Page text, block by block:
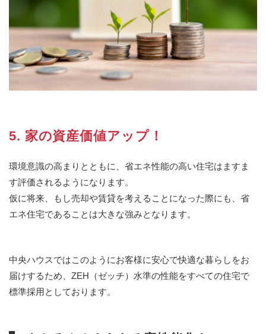
5. 家の資産価値アップ！
環境意識の高まりとともに、省エネ性能の高い住宅はますま
す評価されるようになります。
仮に将来、もし売却や賃貸を考えることになった際にも、省
エネ住宅であることは大きな強みとなります。
中央ハウスではこのようにお客様に安心で快適な暮らしをお
届けするため、ZEH（ゼッチ）水準の性能をすべての住宅で
標準採用としております。